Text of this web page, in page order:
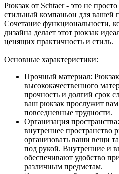
Рюкзак от Schtaer - это не
стильный компаньон для вашей
Сочетание функциональности,
дизайна делает этот рюкзак
ценящих практичность и стиль.
Основные характеристики:
Прочный материал: Рюкзак
высококачественного
прочность и долгий срок
ваш рюкзак прослужит
повседневные трудности.
Организация
внутреннее пространство
организовать ваши вещи
под рукой. Внутренние и
обеспечивают удобство
различным предметам.